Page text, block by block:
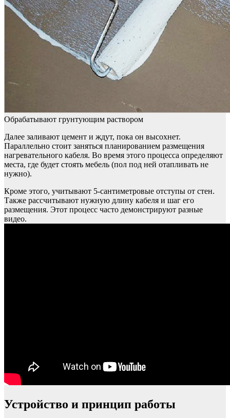
Обрабатывают грунтующим раствором
Далее заливают цемент и ждут, пока он высохнет.
Параллельно стоит заняться планированием размещения
нагревательного кабеля. Во время этого процесса определяют
места, где будет стоять мебель (пол под ней отапливать не
нужно).
Кроме этого, учитывают 5-сантиметровые отступы от стен.
Также рассчитывают нужную длину кабеля и шаг его
размещения. Этот процесс часто демонстрируют разные
видео.
Устройство и принцип работы